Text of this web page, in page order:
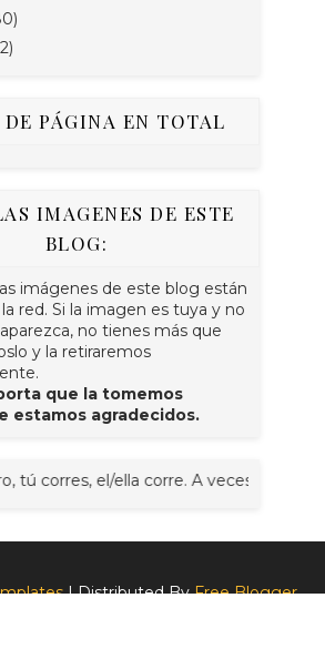
DE PÁGINA EN TOTAL
IMAGENES DE ESTE
BLOG:
imágenes de este blog están
red. Si la imagen es tuya y no
no tienes más que
y la retiraremos
que la tomemos
estamos agradecidos.
el/ella corre. A veces juntos,
| Distributed ByFree Blogger